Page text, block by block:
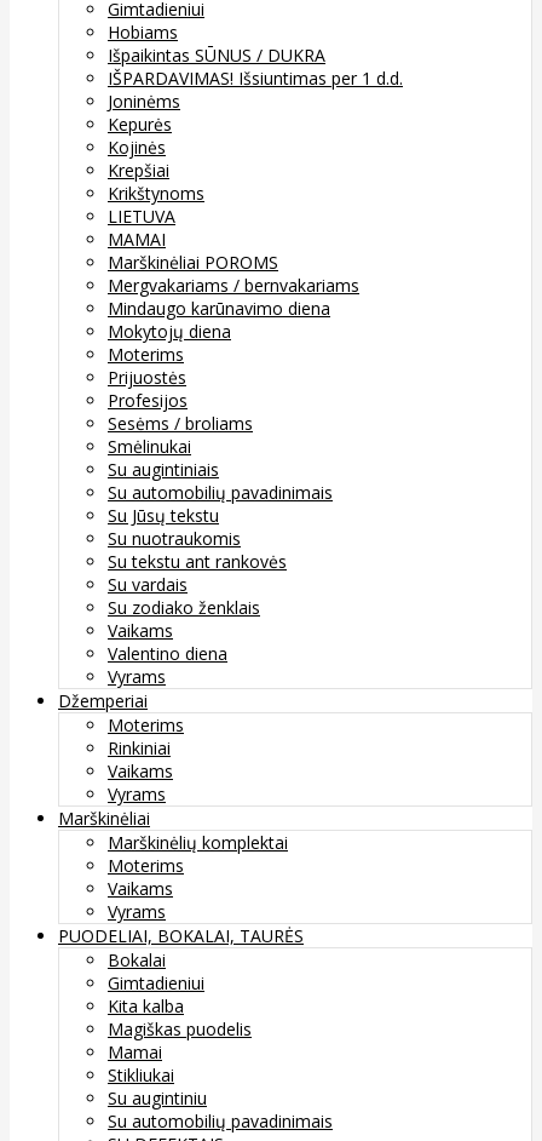
Gimtadieniui
Hobiams
Išpaikintas SŪNUS / DUKRA
IŠPARDAVIMAS! Išsiuntimas per 1 d.d.
Joninėms
Kepurės
Kojinės
Krepšiai
Krikštynoms
LIETUVA
MAMAI
Marškinėliai POROMS
Mergvakariams / bernvakariams
Mindaugo karūnavimo diena
Mokytojų diena
Moterims
Prijuostės
Profesijos
Sesėms / broliams
Smėlinukai
Su augintiniais
Su automobilių pavadinimais
Su Jūsų tekstu
Su nuotraukomis
Su tekstu ant rankovės
Su vardais
Su zodiako ženklais
Vaikams
Valentino diena
Vyrams
Džemperiai
Moterims
Rinkiniai
Vaikams
Vyrams
Marškinėliai
Marškinėlių komplektai
Moterims
Vaikams
Vyrams
PUODELIAI, BOKALAI, TAURĖS
Bokalai
Gimtadieniui
Kita kalba
Magiškas puodelis
Mamai
Stikliukai
Su augintiniu
Su automobilių pavadinimais